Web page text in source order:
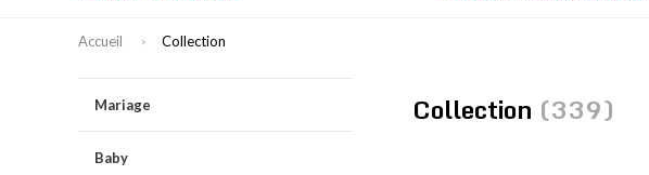
Accueil Collection
Mariage
Baby
Collection (339)